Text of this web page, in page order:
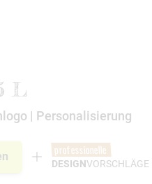
L
| Personalisierung
professionelle
DESIGNVORSCHLÄGE